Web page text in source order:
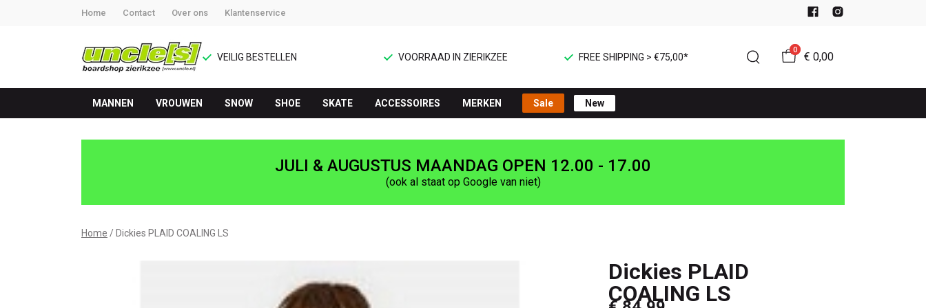
Home Contact Over ons Klantenservice
VEILIG BESTELLEN VOORRAAD IN ZIERIKZEE FREE SHIPPING > €75,00*
0
€ 0,00
MANNEN VROUWEN SNOW SHOE SKATE ACCESSOIRES MERKEN Sale New
Dickies
COALING
JULI & AUGUSTUS MAANDAG OPEN 12.00 - 17.00
(ook al staat op Google van niet)
Home Dickies PLAID COALING LS
Dickies PLAID
COALING LS